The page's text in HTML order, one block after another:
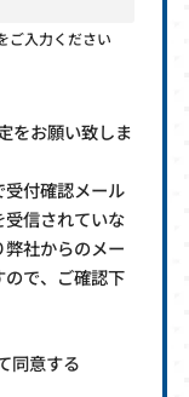
ご入力ください
をお願い致しま
付確認メール
信されていな
社からのメー
で、ご確認下
同意する